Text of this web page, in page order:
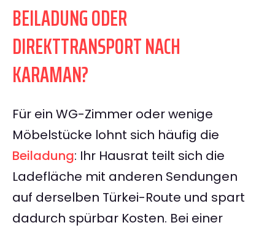
BEILADUNG ODER
DIREKTTRANSPORT NACH
KARAMAN?
Für ein WG-Zimmer oder wenige
Möbelstücke lohnt sich häufig die
Beiladung: Ihr Hausrat teilt sich die
Ladefläche mit anderen Sendungen
auf derselben Türkei-Route und spart
dadurch spürbar Kosten. Bei einer